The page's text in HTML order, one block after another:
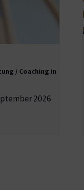
/ Coaching in
2026